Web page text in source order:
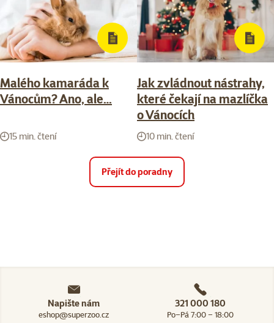
Malého kamaráda k
Vánocům? Ano, ale…
15 min. čtení
Jak zvládnout nástrahy,
které čekají na mazlíčka
o Vánocích
10 min. čtení
Přejít do poradny
Napište nám
eshop@superzoo.cz
321 000 180
Po–Pá 7:00 – 18:00